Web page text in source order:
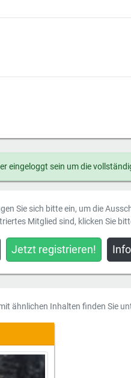
eingeloggt sein um die
Sie sich bitte ein, um die
Mitglied sind, klicken Sie
Jetzt registrieren!
ähnlichen Inhalten finden Sie